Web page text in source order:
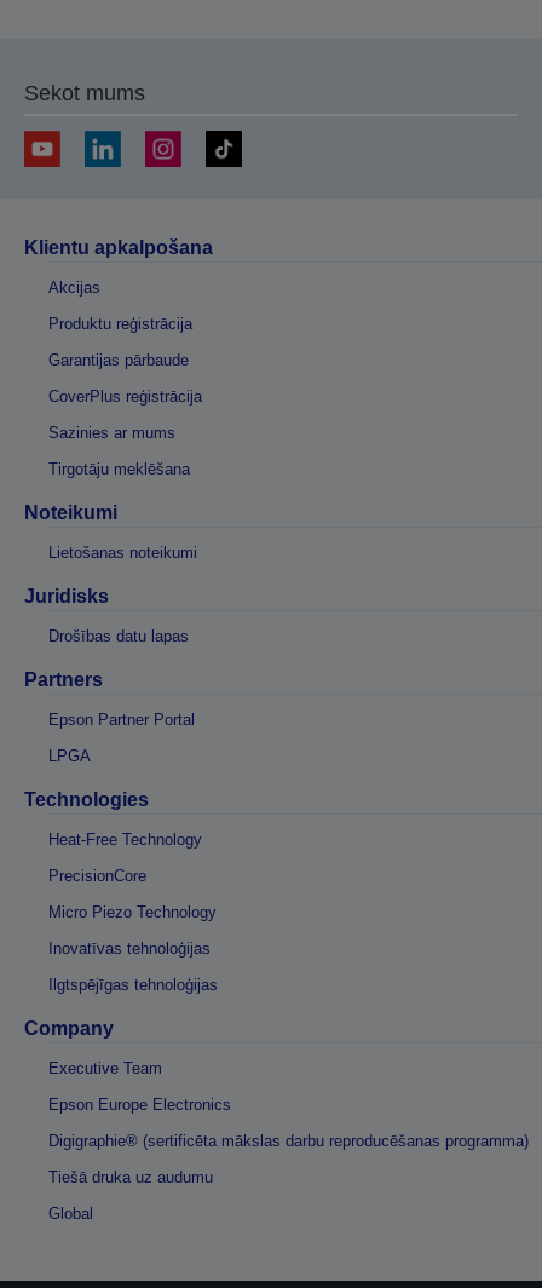
Sekot mums
Klientu apkalpošana
Akcijas
Produktu reģistrācija
Garantijas pārbaude
CoverPlus reģistrācija
Sazinies ar mums
Tirgotāju meklēšana
Noteikumi
Lietošanas noteikumi
Juridisks
Drošības datu lapas
Partners
Epson Partner Portal
LPGA
Technologies
Heat-Free Technology
PrecisionCore
Micro Piezo Technology
Inovatīvas tehnoloģijas
Ilgtspējīgas tehnoloģijas
Company
Executive Team
Epson Europe Electronics
Digigraphie® (sertificēta mākslas darbu reproducēšanas programma)
Tiešā druka uz audumu
Global